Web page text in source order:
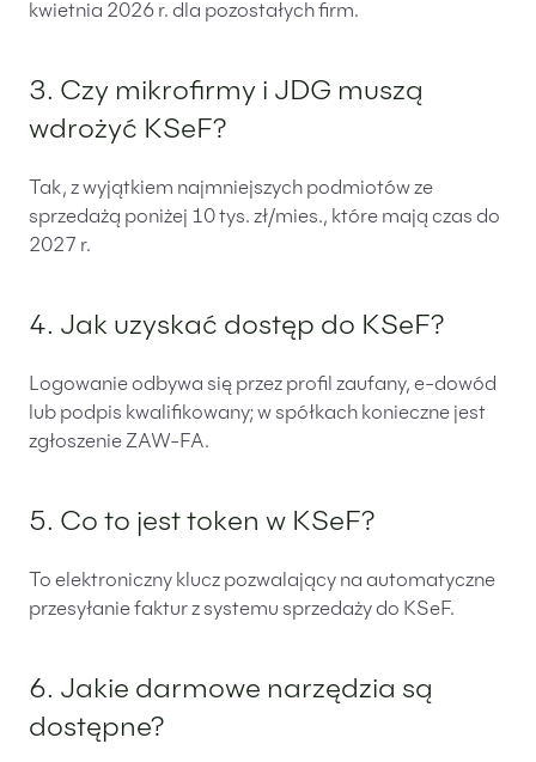
kwietnia 2026 r. dla pozostałych firm.
3. Czy mikrofirmy i JDG muszą
wdrożyć KSeF?
Tak, z wyjątkiem najmniejszych podmiotów ze
sprzedażą poniżej 10 tys. zł/mies., które mają czas do
2027 r.
4. Jak uzyskać dostęp do KSeF?
Logowanie odbywa się przez profil zaufany, e-dowód
lub podpis kwalifikowany; w spółkach konieczne jest
zgłoszenie ZAW-FA.
5. Co to jest token w KSeF?
To elektroniczny klucz pozwalający na automatyczne
przesyłanie faktur z systemu sprzedaży do KSeF.
6. Jakie darmowe narzędzia są
dostępne?